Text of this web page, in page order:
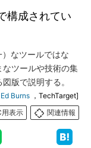
構成されてい
なツールではな
なツールや技術の集
版で説明する。
Ed Burns ，TechTarget]
用表示
関連情報